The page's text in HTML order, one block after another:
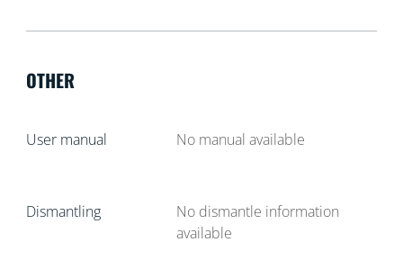
OTHER
User manual No manual available
Dismantling
No dismantle information
available